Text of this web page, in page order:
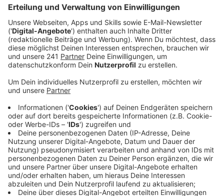
Wolfgang Kaes stellt neues Buch vor
Anzeige
Ein Todesfall, der abgeschlossen scheint. Aber nach 5
wurde. Diese spannende Story ist aus dem Thriller
"Endstation" von Wolfgang Kaes. Es geht um den
eigentlichen Todesfall von Jens Black hier bei uns aus
der Region. Und die Premieren-Lesung findet heute um
19:30 Uhr im Saal im Haus der Bilduntg in Bonn statt.
Anzeige